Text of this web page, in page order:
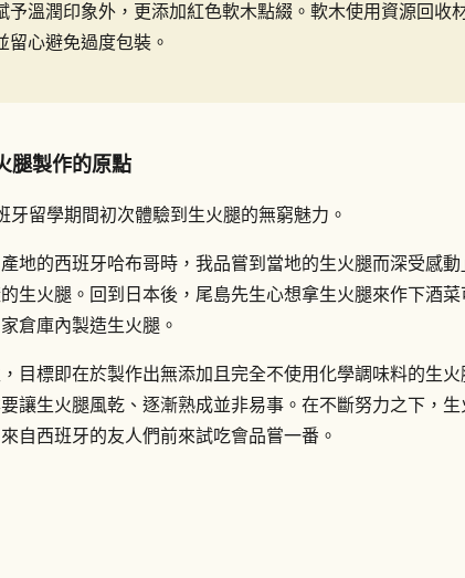
予溫潤印象外，更添加紅色軟木點綴。軟木使用資源回
留心避免過度包裝。
腿製作的原點
留學期間初次體驗到生火腿的無窮魅力。
地的西班牙哈布哥時，我品嘗到當地的生火腿而深受感動
生火腿。回到日本後，尾島先生心想拿生火腿來作下酒
倉庫內製造生火腿。
目標即在於製作出無添加且完全不使用化學調味料的生
讓生火腿風乾、逐漸熟成並非易事。在不斷努力之下，生
自西班牙的友人們前來試吃會品嘗一番。